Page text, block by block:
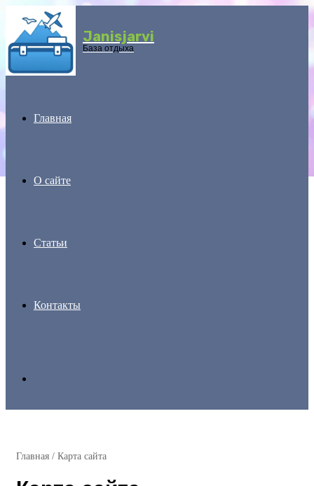
Menu Janisjarvi
База отдыха
Главная
О сайте
Статьи
Контакты
Главная / Карта сайта